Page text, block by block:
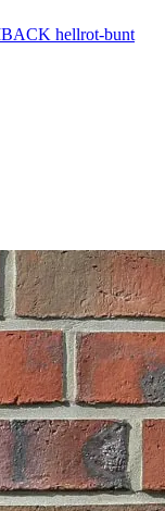
hellrot-bunt